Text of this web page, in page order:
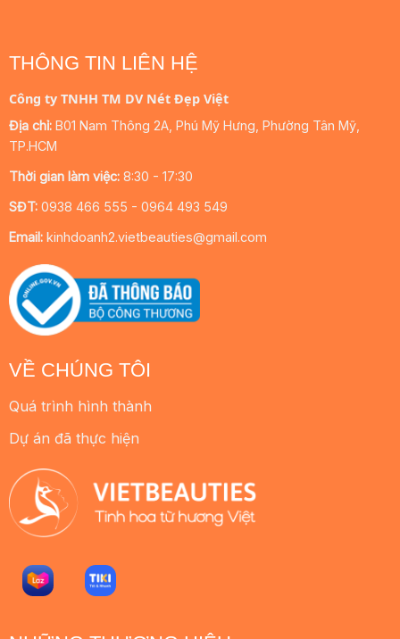
VỀ CHÚNG TÔI
Quá trình hình thành
Dự án đã thực hiện
THÔNG TIN LIÊN HỆ
Công ty TNHH TM DV Nét Đẹp Việt
Địa chỉ: B01 Nam Thông 2A, Phú Mỹ Hưng, Phường Tân Mỹ,
TP.HCM
Thời gian làm việc:8:30 - 17:30
SĐT:0938 466 555 - 0964 493 549
Email:kinhdoanh2.vietbeauties@gmail.com